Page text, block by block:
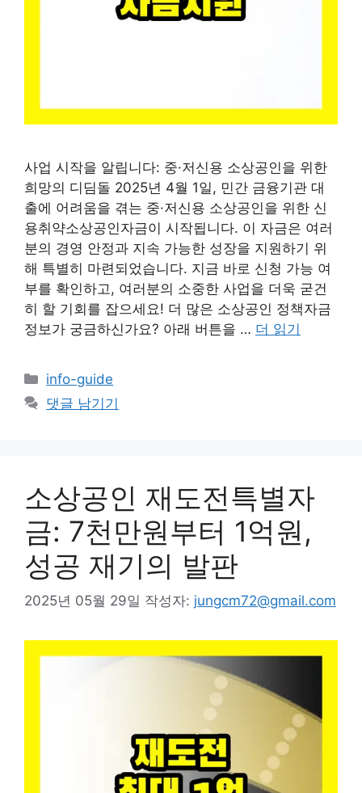
사업 시작을 알립니다: 중·저신용 소상공인을 위한
희망의 디딤돌 2025년 4월 1일, 민간 금융기관 대
출에 어려움을 겪는 중·저신용 소상공인을 위한 신
용취약소상공인자금이 시작됩니다. 이 자금은 여러
분의 경영 안정과 지속 가능한 성장을 지원하기 위
해 특별히 마련되었습니다. 지금 바로 신청 가능 여
부를 확인하고, 여러분의 소중한 사업을 더욱 굳건
히 할 기회를 잡으세요! 더 많은 소상공인 정책자금
정보가 궁금하신가요? 아래 버튼을 … 더 읽기
카
테
고
info-guide
댓글 남기기
소상공인 재도전특별자
금: 7천만원부터 1억원,
성공 재기의 발판
2025년 05월 29일 작성자: jungcm72@gmail.com